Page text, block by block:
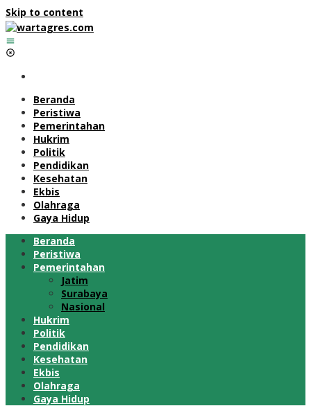
Skip to content
Beranda
Peristiwa
Pemerintahan
Hukrim
Politik
Pendidikan
Kesehatan
Ekbis
Olahraga
Gaya Hidup
Beranda
Peristiwa
Pemerintahan
Jatim
Surabaya
Nasional
Hukrim
Politik
Pendidikan
Kesehatan
Ekbis
Olahraga
Gaya Hidup